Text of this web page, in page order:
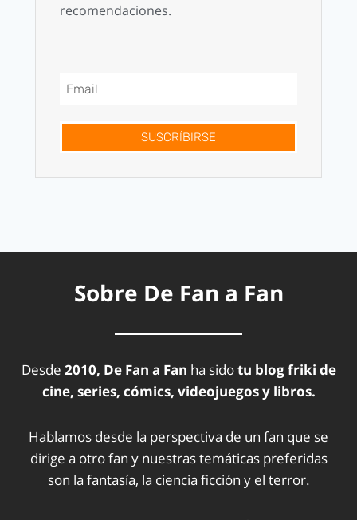
recomendaciones.
SUSCRÍBIRSE
Sobre De Fan a Fan
Desde 2010, De Fan a Fan ha sidotu blog friki de
cine, series, cómics, videojuegos y libros.
Hablamos desde la perspectiva de un fan que se
dirige a otro fan y nuestras temáticas preferidas
son la fantasía, la ciencia ficción y el terror.